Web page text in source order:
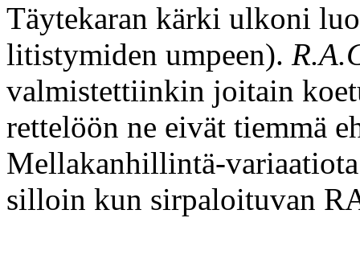
Täytekaran kärki ulkoni
litistymiden umpeen).
valmistettiinkin joitain
rettelöön ne eivät tiemmä
Mellakanhillintä-
silloin kun sirpaloituvan